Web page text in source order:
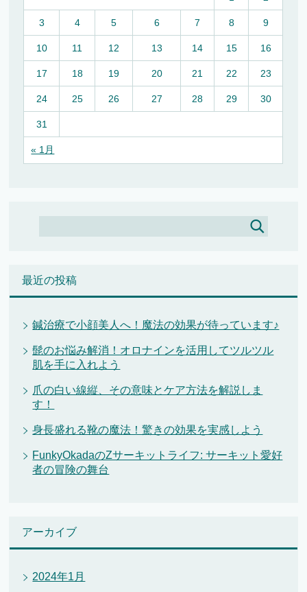
« 1月
3 4 5 6 7 8 9
10 11 12 13 14 15 16
17 18 19 20 21 22 23
24 25 26 27 28 29 30
31
最近の投稿
鍼治療で小顔美人へ！魔法の効果が待っています♪
髭のお悩み解消！オロナインを活用してツルツル
肌を手に入れよう
爪の白い線縦、その意味とケア方法を解説しま
す！
身長盛れる靴の魔法！驚きの効果を実感しよう
FunkyOkadaのZサーキットライフ: サーキット愛好
者の冒険の舞台
アーカイブ
2024年1月